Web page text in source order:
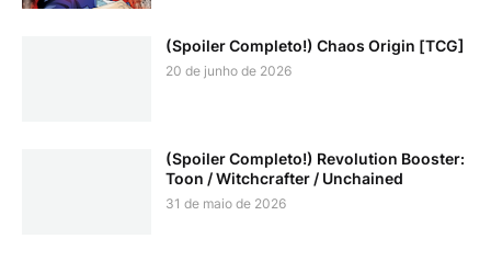
(Spoiler Completo!) Chaos Origin [TCG]
20 de junho de 2026
(Spoiler Completo!) Revolution Booster:
Toon / Witchcrafter / Unchained
31 de maio de 2026